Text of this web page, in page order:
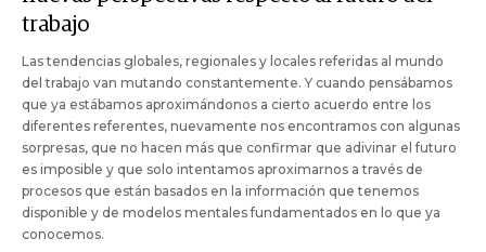
trabajo
Las tendencias globales, regionales y locales referidas al mundo
del trabajo van mutando constantemente. Y cuando pensábamos
que ya estábamos aproximándonos a cierto acuerdo entre los
diferentes referentes, nuevamente nos encontramos con algunas
sorpresas, que no hacen más que confirmar que adivinar el futuro
es imposible y que solo intentamos aproximarnos a través de
procesos que están basados en la información que tenemos
disponible y de modelos mentales fundamentados en lo que ya
conocemos.